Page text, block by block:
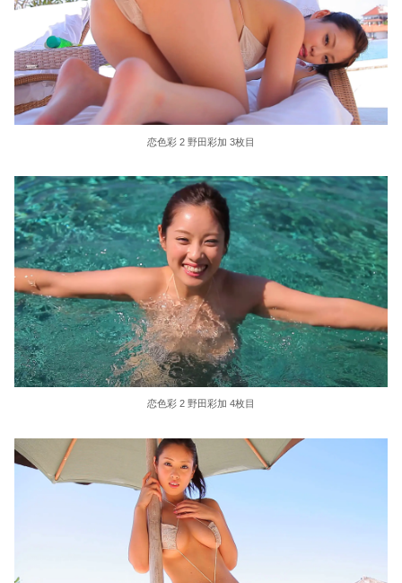
恋色彩 2 野田彩加 3枚目
恋色彩 2 野田彩加 4枚目